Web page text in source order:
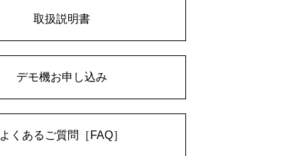
取扱説明書
デモ機お申し込み
よくあるご質問［FAQ］